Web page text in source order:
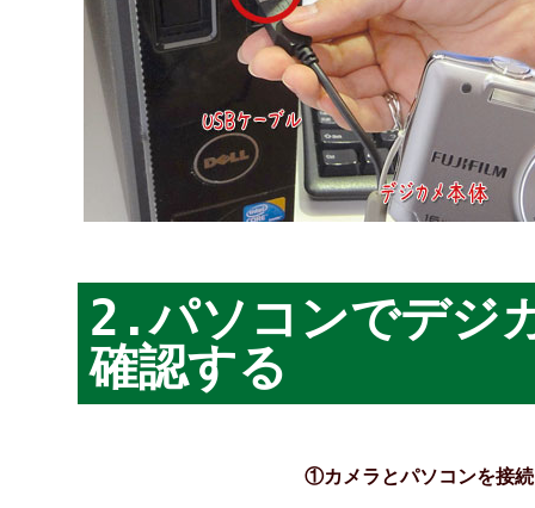
2.パソコンでデジ
確認する
①カメラとパソコンを接